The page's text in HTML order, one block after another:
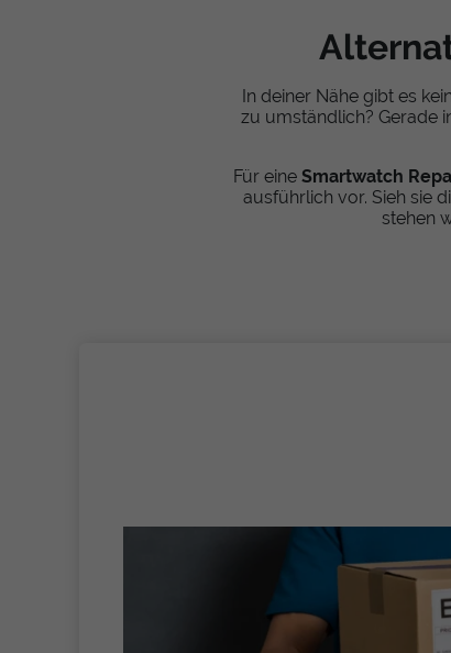
In deiner Nähe gibt es
zu umständlich? Gerade
Für eine Smartwatch
ausführlich vor. Sieh sie
stehen